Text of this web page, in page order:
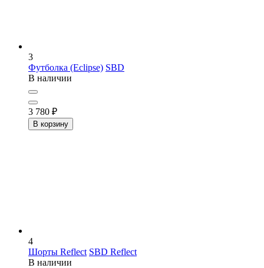
3
Футболка (Eclipse) SBD
В наличии
3 780 ₽
В корзину
4
Шорты Reflect SBD Reflect
В наличии